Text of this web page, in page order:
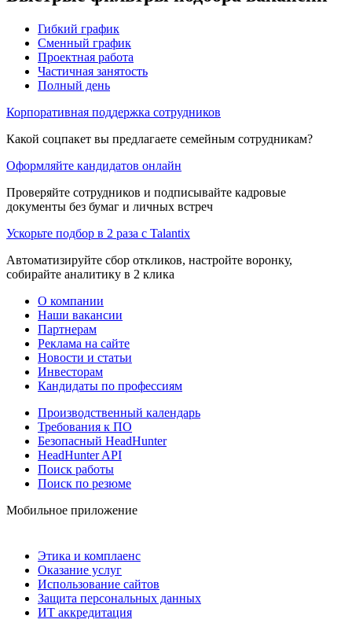
Гибкий график
Сменный график
Проектная работа
Частичная занятость
Полный день
Корпоративная поддержка сотрудников
Какой соцпакет вы предлагаете семейным сотрудникам?
Оформляйте кандидатов онлайн
Проверяйте сотрудников и подписывайте кадровые
документы без бумаг и личных встреч
Ускорьте подбор в 2 раза с Talantix
Автоматизируйте сбор откликов, настройте воронку,
собирайте аналитику в 2 клика
О компании
Наши вакансии
Партнерам
Реклама на сайте
Новости и статьи
Инвесторам
Кандидаты по профессиям
Производственный календарь
Требования к ПО
Безопасный HeadHunter
HeadHunter API
Поиск работы
Поиск по резюме
Мобильное приложение
Этика и комплаенс
Оказание услуг
Использование сайтов
Защита персональных данных
ИТ аккредитация